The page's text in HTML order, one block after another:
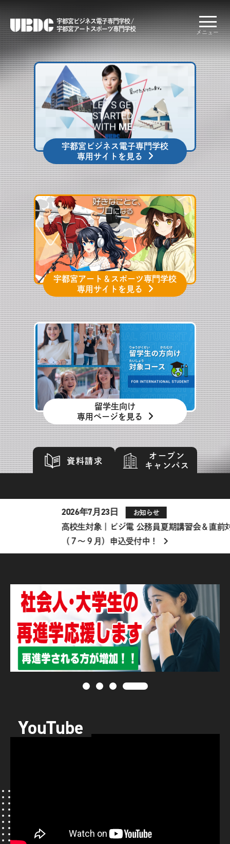
宇都宮ビジネス電子専門学校 /
宇都宮アートスポーツ専門学校
メニュー
宇都宮ビジネス電子専門学校
専用サイトを見る
宇都宮アート＆スポーツ専門学校
専用サイトを見る
留学生向け
専用ページを見る
資料請求
オープン
キャンパス
2026年7月23日 お知らせ
高校生対象｜ビジ電 公務員夏期講習会＆直前対策講習会
（７～９月）申込受付中！
YouTube